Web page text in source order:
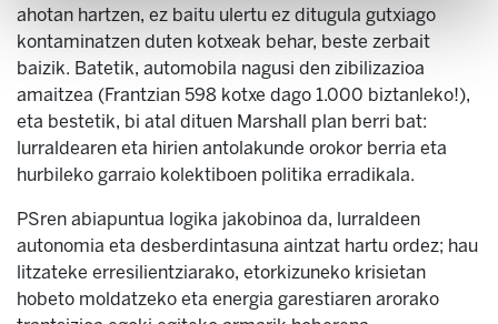
ahotan hartzen, ez baitu ulertu ez ditugula gutxiago
kontaminatzen duten kotxeak behar, beste zerbait
baizik. Batetik, automobila nagusi den zibilizazioa
amaitzea (Frantzian 598 kotxe dago 1.000 biztanleko!),
eta bestetik, bi atal dituen Marshall plan berri bat:
lurraldearen eta hirien antolakunde orokor berria eta
hurbileko garraio kolektiboen politika erradikala.
PSren abiapuntua logika jakobinoa da, lurraldeen
autonomia eta desberdintasuna aintzat hartu ordez; hau
litzateke erresilientziarako, etorkizuneko krisietan
hobeto moldatzeko eta energia garestiaren arorako